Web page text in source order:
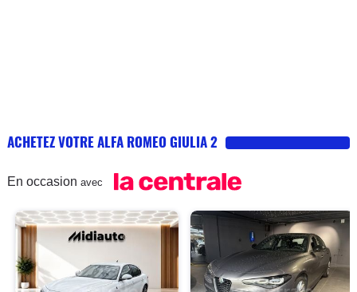
ACHETEZ VOTRE ALFA ROMEO GIULIA 2
En occasion avec